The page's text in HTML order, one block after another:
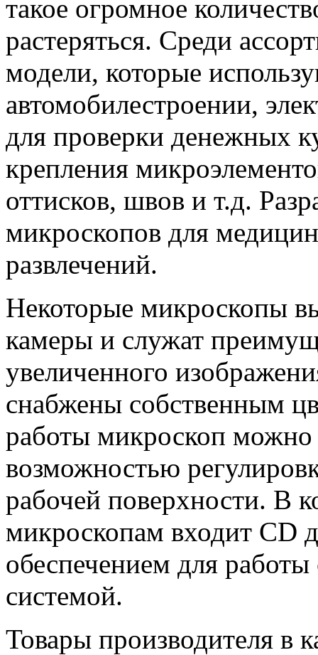
такое огромное
растеряться. Среди
модели, которые
автомобилестроении,
для проверки денежных
крепления
оттисков, швов и т.д.
микроскопов для
развлечений.
Некоторые микроскопы
камеры и служат
увеличенного
снабжены собственным
работы микроскоп можно
возможностью
рабочей поверхности. В
микроскопам входит CD
обеспечением для
системой.
Товары производителя в